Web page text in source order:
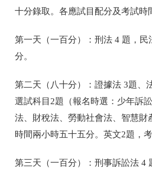
十分錄取。各應試目配分及考試時
第一天（一百分）：刑法 4 題，
分。
第二天（八十分）：證據法 3題、
選試科目2題（報名時選：少年訴
法、財稅法、勞動社會法、智慧財
時間兩小時五十五分。英文2題，
第三天（一百分）：刑事訴訟法 4